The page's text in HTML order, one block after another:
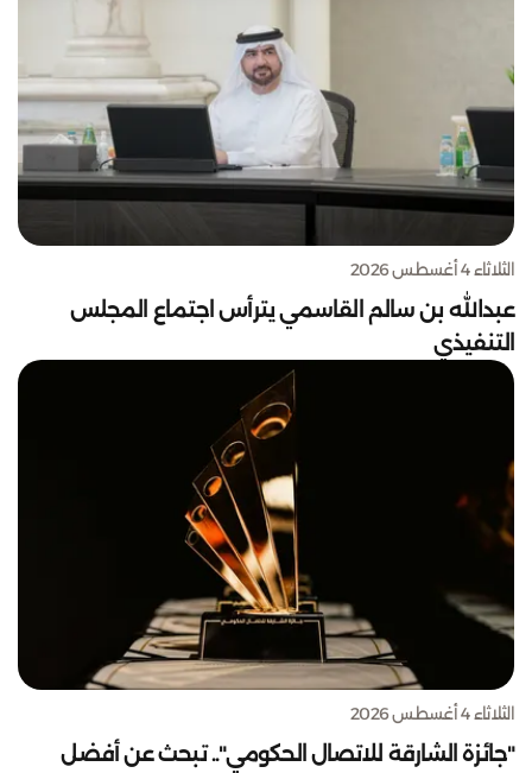
الثلاثاء 4 أغسطس 2026
عبدالله بن سالم القاسمي يترأس اجتماع المجلس
التنفيذي
الثلاثاء 4 أغسطس 2026
"جائزة الشارقة للاتصال الحكومي".. تبحث عن أفضل